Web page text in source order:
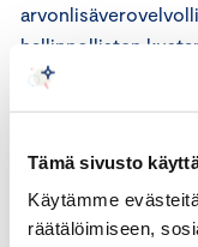
Tämä sivusto
Käytämme
räätälöimiseen,
hallinnollisten
verovelvollisia
korottamisella
kilpailutilanteeseen.